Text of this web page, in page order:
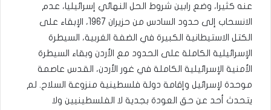
عنه كثيرا، وضع رابين شروط الحل النهائي إسرائيليا، عدم
الانسحاب إلى حدود السادس من حزيران 1967، الإبقاء على
الكتل الاستيطانية الكبيرة في الضفة الغربية، السيطرة
الإسرائيلية الكاملة على الحدود مع الأردن وبقاء السيطرة
الأمنية الإسرائيلية الكاملة في غور الأردن، القدس عاصمة
موحدة لإسرائيل وإقامة دولة فلسطينية منزوعة السلاح. لم
يتحدث أحد عن حق العودة بجدية لا الفلسطينيين ولا